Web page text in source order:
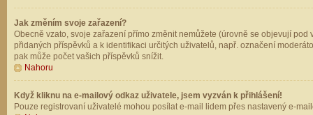
Jak změním svoje zařazení?
Obecně vzato, svoje zařazení přímo změnit nemůžete (úrovně se objevují
přidaných příspěvků a k identifikaci určitých uživatelů, např. označení
pak může počet vašich příspěvků snížit.
Nahoru
Když kliknu na e-mailový odkaz uživatele, jsem vyzván k přihlášení!
Pouze registrovaní uživatelé mohou posílat e-mail lidem přes nastavený e-